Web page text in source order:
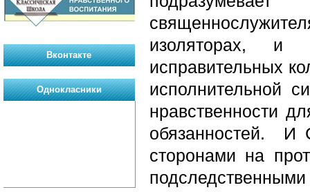
изоляторах, и
исправительных
исполнительной
нравственности
обязанностей.
И
сторонами на
Вконтакте
Однокласники